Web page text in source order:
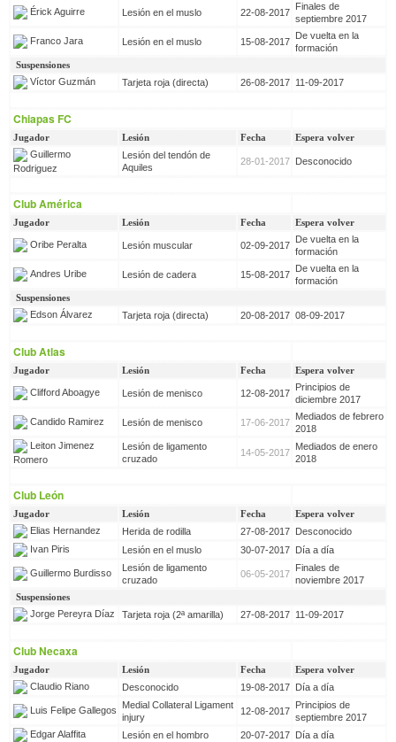
Érick Aguirre Lesión en el muslo 22-08-2017
Finales de
septiembre 2017
Franco Jara Lesión en el muslo 15-08-2017
De vuelta en la
formación
Suspensiones
Víctor Guzmán
Tarjeta roja (directa) 26-08-2017 11-09-2017
Chiapas FC
Jugador Lesión Fecha
Espera volver
Guillermo
Rodriguez
Lesión del tendón de
Aquiles
28-01-2017 Desconocido
Club América
Jugador Lesión Fecha Espera volver
Oribe Peralta Lesión muscular 02-09-2017
De vuelta en la
formación
Andres Uribe Lesión de cadera 15-08-2017
De vuelta en la
formación
Suspensiones
Edson Álvarez
Tarjeta roja (directa) 20-08-2017 08-09-2017
Club Atlas
Jugador Lesión Fecha Espera volver
Clifford Aboagye Lesión de menisco 12-08-2017
Principios de
diciembre 2017
Candido Ramirez Lesión de menisco 17-06-2017
Mediados de febrero
2018
Leiton Jimenez
Romero
Lesión de ligamento
cruzado
14-05-2017
Mediados de enero
2018
Club León
Jugador Lesión Fecha
Espera volver
Elias Hernandez
Herida de rodilla 27-08-2017
Desconocido
Ivan Piris
Lesión en el muslo 30-07-2017 Día a día
Guillermo Burdisso
Lesión de ligamento
cruzado
06-05-2017
Finales de
noviembre 2017
Suspensiones
Jorge Pereyra Díaz
Tarjeta roja (2ª amarilla) 27-08-2017 11-09-2017
Club Necaxa
Jugador Lesión Fecha
Espera volver
Claudio Riano
Desconocido 19-08-2017 Día a día
Luis Felipe Gallegos
Medial Collateral Ligament
injury
12-08-2017
Principios de
septiembre 2017
Edgar Alaffita
Lesión en el hombro 20-07-2017 Día a día